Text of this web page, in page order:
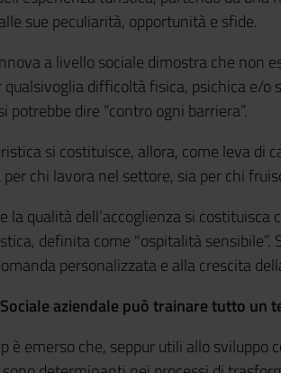
sue peculiarità, opportunità e sfide.
a livello sociale dimostra che non
qualsivoglia difficoltà fisica, psichica e/o
potrebbe dire “contro ogni barriera”.
si costituisce, allora, come leva di
chi lavora nel settore, sia per chi
la qualità dell’accoglienza si
definita come "ospitalità sensibile”.
personalizzata e alla crescita
Sociale aziendale può trainare tutto un
è emerso che, seppur utili allo sviluppo